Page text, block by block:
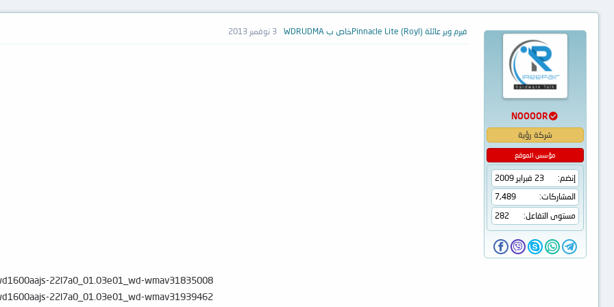
NOOOOR
شركة رؤية
مؤسس الموقع
إنضم
23 فبراير 2009
المشاركات
7,489
مستوى التفاعل
282
فيرم وير عائلة Pinnacle Lite (Royl)خاص ب WDRUDMA 3 نوفمبر 2013
22l7a0_01.03e01_wd-wmav31835008
22l7a0_01.03e01_wd-wmav31939462